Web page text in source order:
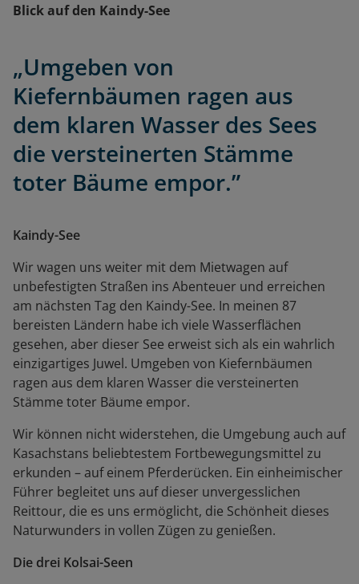
Blick auf den Kaindy-See
„Umgeben von
Kiefernbäumen ragen aus
dem klaren Wasser des Sees
die versteinerten Stämme
toter Bäume empor.”
Kaindy-See
Wir wagen uns weiter mit dem Mietwagen auf
unbefestigten Straßen ins Abenteuer und erreichen
am nächsten Tag den Kaindy-See. In meinen 87
bereisten Ländern habe ich viele Wasserflächen
gesehen, aber dieser See erweist sich als ein wahrlich
einzigartiges Juwel. Umgeben von Kiefernbäumen
ragen aus dem klaren Wasser die versteinerten
Stämme toter Bäume empor.
Wir können nicht widerstehen, die Umgebung auch auf
Kasachstans beliebtestem Fortbewegungsmittel zu
erkunden – auf einem Pferderücken. Ein einheimischer
Führer begleitet uns auf dieser unvergesslichen
Reittour, die es uns ermöglicht, die Schönheit dieses
Naturwunders in vollen Zügen zu genießen.
Die drei Kolsai-Seen